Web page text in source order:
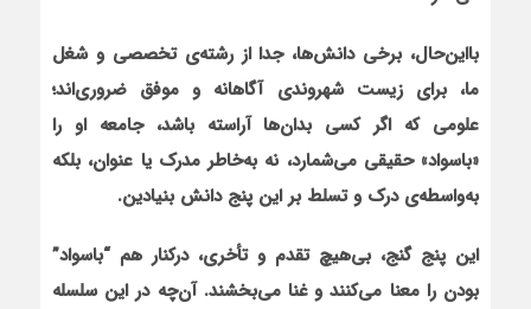
بااین‌حال، برخی دانش‌ها، جدا از رشته‌ی تخصصی و شغل
ما، برای زیست شهروندی آگاهانه و موفق ضروری‌اند؛
علومی که اگر کسی بدان‌ها آراسته باشد، جامعه او را
«باسواد» حقیقی می‌شمارد، نه به‌خاطر مدرک یا عنوان، بلکه
به‌واسطه‌ی درک و تسلط بر این پنج دانش بنیادین.
این پنج گنج، بی‌هیچ تقدم و تأخری، درکنار هم “باسواد”
بودن را معنا می‌کنند و غنا می‌بخشند. آن‌چه در این سلسله